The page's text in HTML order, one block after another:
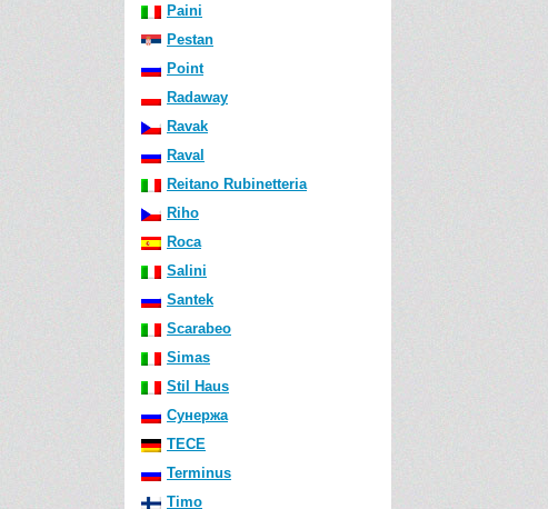
Paini
Pestan
Point
Radaway
Ravak
Raval
Reitano Rubinetteria
Riho
Roca
Salini
Santek
Scarabeo
Simas
Stil Haus
Сунержа
TECE
Terminus
Timo